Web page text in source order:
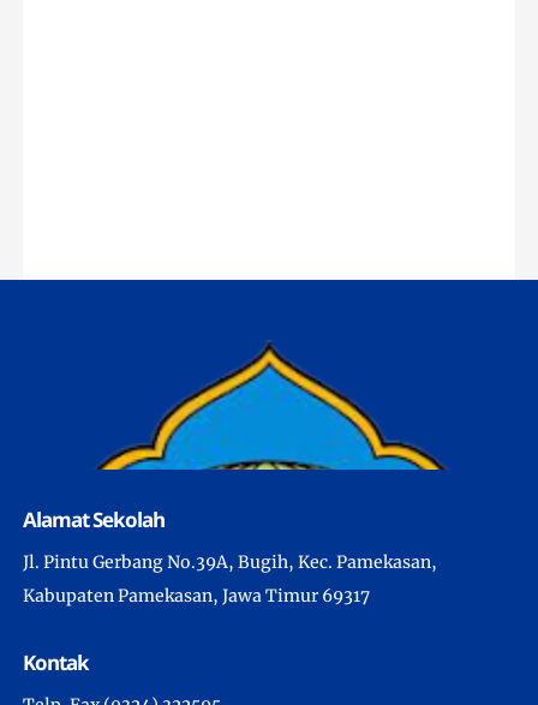
Alamat Sekolah
Jl. Pintu Gerbang No.39A, Bugih, Kec. Pamekasan,
Kabupaten Pamekasan, Jawa Timur 69317
Kontak